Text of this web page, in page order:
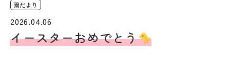
園だより
2026.04.06
イースターおめでとう